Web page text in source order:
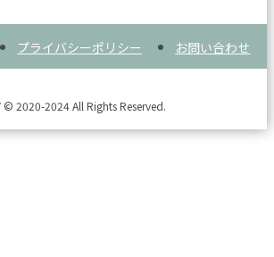
プライバシーポリシー お問い合わせ
© 2020-2024 All Rights Reserved.